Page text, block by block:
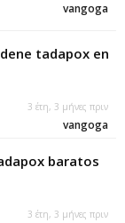
vangoga
tadapox en
3 έτη, 3 μήνες πριν
vangoga
baratos
3 έτη, 3 μήνες πριν